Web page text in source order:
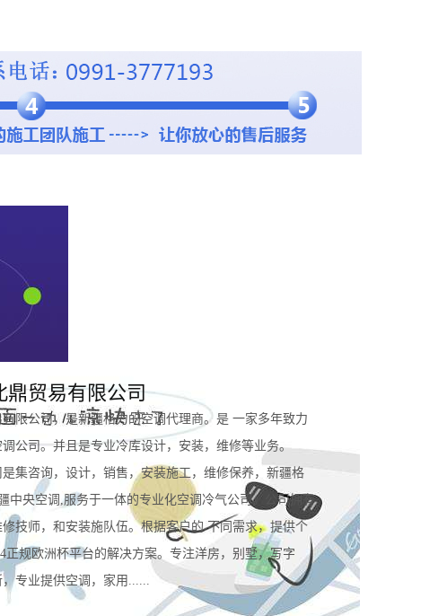
鼎贸易有限公司
限公司，是新疆格力的空调代理商。是 一家多年致力
公司。并且是专业冷库设计，安装，维修等业务。
集咨询，设计，销售，安装施工，维修保养，新疆格
中央空调,服务于一体的专业化空调冷气公司。公司拥有
技师，和安装施队伍。根据客户的 不同需求，提供个
正规欧洲杯平台的解决方案。专注洋房，别墅，写字
专业提供空调，家用......